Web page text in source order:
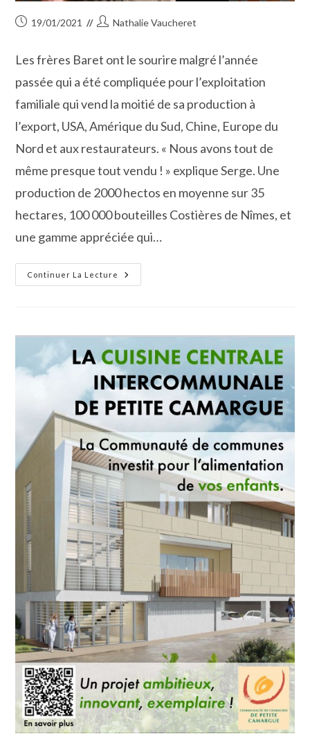
Publication
19/01/2021
Auteur/autrice
publication :
Nathalie Vaucheret
Les frères Baret ont le sourire malgré l’année
passée qui a été compliquée pour l’exploitation
familiale qui vend la moitié de sa production à
l’export, USA, Amérique du Sud, Chine, Europe du
Nord et aux restaurateurs. « Nous avons tout de
même presque tout vendu ! » explique Serge. Une
production de 2000 hectos en moyenne sur 35
hectares, 100 000 bouteilles Costières de Nîmes, et
une gamme appréciée qui…
Continuer La Lecture
Le
Domaine
40
Et
Bientôt
En
Bio